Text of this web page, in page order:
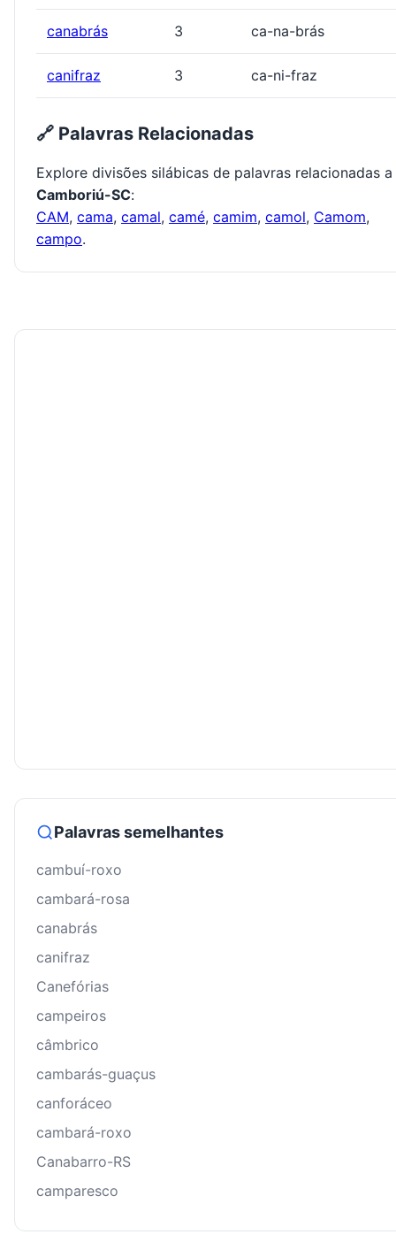
canabrás 3 ca-na-brás
canifraz 3 ca-ni-fraz
🔗 Palavras Relacionadas
Explore divisões silábicas de palavras relacionadas a
Camboriú-SC:
CAM, cama, camal, camé, camim, camol, Camom,
campo.
Palavras semelhantes
cambuí-roxo
cambará-rosa
canabrás
canifraz
Canefórias
campeiros
câmbrico
cambarás-guaçus
canforáceo
cambará-roxo
Canabarro-RS
camparesco